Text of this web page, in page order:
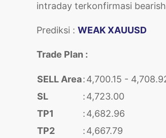
intraday terkonfirmasi
Prediksi : WEAK XAUUSD
Trade Plan :
SELL Area:4,700.15 -
SL
:4,723.00
TP1
:4,682.96
TP2
:4,667.79